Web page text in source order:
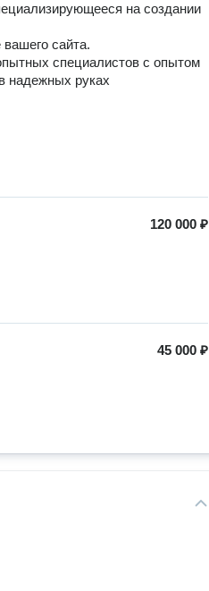
на создании
сайта.
специалистов с опытом
надежных руках
120 000 ₽
45 000 ₽